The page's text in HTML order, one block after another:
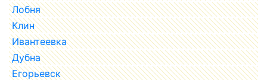
Лобня
Клин
Ивантеевка
Дубна
Егорьевск